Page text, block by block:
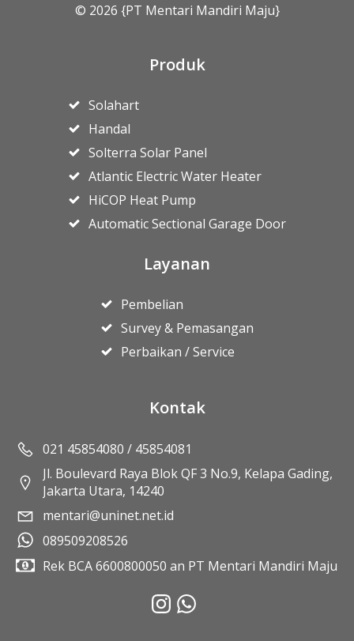
© 2026 {PT Mentari Mandiri Maju}
Produk
Solahart
Handal
Solterra Solar Panel
Atlantic Electric Water Heater
HiCOP Heat Pump
Automatic Sectional Garage Door
Layanan
Pembelian
Survey & Pemasangan
Perbaikan / Service
Kontak
021 45854080 / 45854081
Jl. Boulevard Raya Blok QF 3 No.9, Kelapa Gading,
Jakarta Utara, 14240
mentari@uninet.net.id
089509208526
Rek BCA 6600800050 an PT Mentari Mandiri Maju